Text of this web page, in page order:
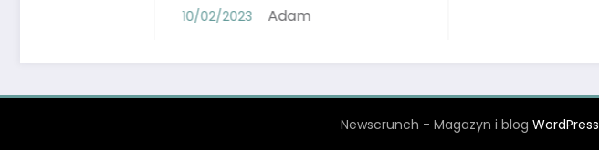
Newscrunch - Magazyn i blog WordPress